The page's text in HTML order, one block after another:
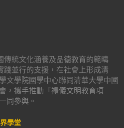
傳統文化涵養及品德教育的範疇
踐並行的支援，在社會上形成清
文學院國學中心聯同清華大學中國
，攜手推動「禮儀文明教育項
同參與。
學堂